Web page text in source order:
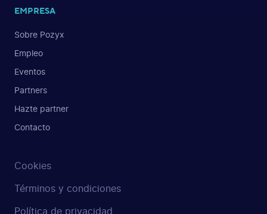
EMPRESA
Sobre Pozyx
Empleo
Eventos
Partners
Hazte partner
Contacto
Cookies
Términos y condiciones
Política de privacidad